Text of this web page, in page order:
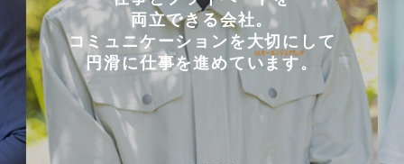
両立できる会社。
コミュニケーションを大切にして
円滑に仕事を進めています。